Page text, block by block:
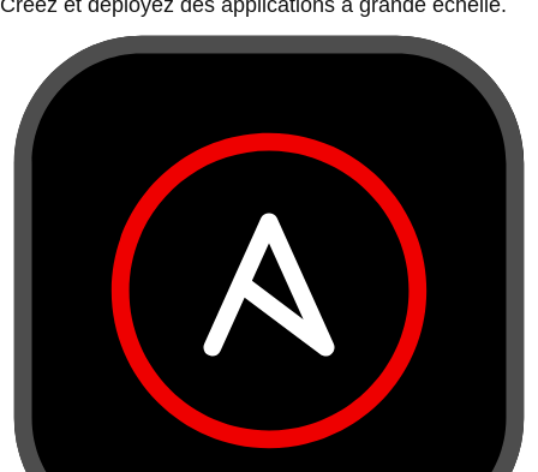
Créez et déployez des applications à grande échelle.